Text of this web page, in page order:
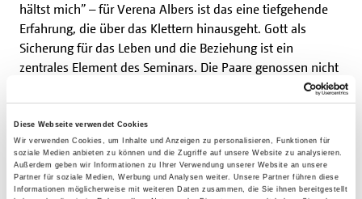
Diese Webseite verwendet Cookies
Wir verwenden Cookies, um Inhalte und Anzeigen zu personalisieren, Funktionen für
soziale Medien anbieten zu können und die Zugriffe auf unsere Website zu analysieren.
Außerdem geben wir Informationen zu Ihrer Verwendung unserer Website an unsere
Partner für soziale Medien, Werbung und Analysen weiter. Unsere Partner führen diese
Informationen möglicherweise mit weiteren Daten zusammen, die Sie ihnen bereitgestellt
hältst mich” – für Verena Albers ist das eine tiefgehende
Erfahrung, die über das Klettern hinausgeht. Gott als
Sicherung für das Leben und die Beziehung ist ein
zentrales Element des Seminars. Die Paare genossen nicht
nur das Klettern, sondern auch die Natur der Dörenther
Klippen. Kleine Pausen mit Impulsen und Alltagstipps
luden dazu ein, sich selbst und den Partner neu zu
entdecken. Ein Tag voller Bewegung, Begegnung und
neuer Perspektiven.